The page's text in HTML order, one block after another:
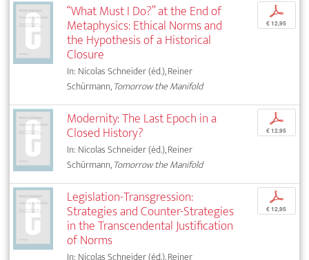
“What Must I Do?” at the End of
Metaphysics: Ethical Norms and
the Hypothesis of a Historical
Closure
In: Nicolas Schneider (éd.), Reiner
Schürmann,Tomorrow the Manifold
p
€ 12,95
Modernity: The Last Epoch in a
Closed History?
In: Nicolas Schneider (éd.), Reiner
Schürmann,Tomorrow the Manifold
p
€ 12,95
Legislation-Transgression:
Strategies and Counter-Strategies
in the Transcendental Justification
of Norms
p
€ 12,95